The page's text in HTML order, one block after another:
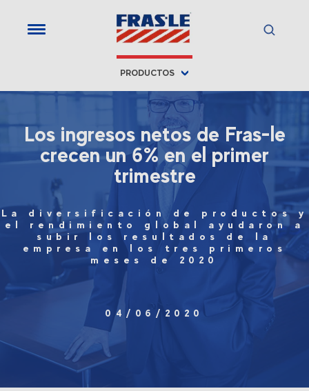
PRODUCTOS
Los ingresos netos de Fras-le
crecen un 6% en el primer
trimestre
La diversificación de productos y
el rendimiento global ayudaron a
subir los resultados de la
empresa en los tres primeros
meses de 2020
04/06/2020